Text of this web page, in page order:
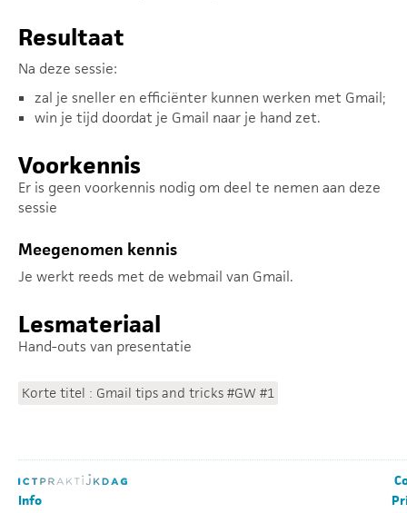
Resultaat
Na deze sessie:
zal je sneller en efficiënter kunnen werken met Gmail;
win je tijd doordat je Gmail naar je hand zet.
Voorkennis
Er is geen voorkennis nodig om deel te nemen aan deze
sessie
Meegenomen kennis
Je werkt reeds met de webmail van Gmail.
Lesmateriaal
Hand-outs van presentatie
Korte titel : Gmail tips and tricks #GW #1
Info